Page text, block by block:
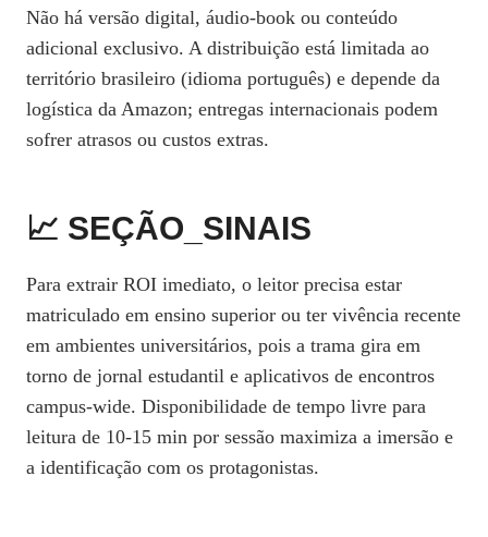
Não há versão digital, áudio‑book ou conteúdo
adicional exclusivo. A distribuição está limitada ao
território brasileiro (idioma português) e depende da
logística da Amazon; entregas internacionais podem
sofrer atrasos ou custos extras.
📈 SEÇÃO_SINAIS
Para extrair ROI imediato, o leitor precisa estar
matriculado em ensino superior ou ter vivência recente
em ambientes universitários, pois a trama gira em
torno de jornal estudantil e aplicativos de encontros
campus‑wide. Disponibilidade de tempo livre para
leitura de 10‑15 min por sessão maximiza a imersão e
a identificação com os protagonistas.